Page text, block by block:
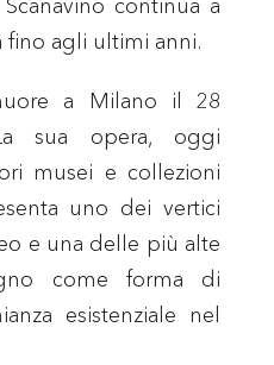
continua a
fino agli ultimi anni.
a Milano il 28
sua opera, oggi
musei e collezioni
uno dei vertici
e una delle più alte
come forma di
esistenziale nel